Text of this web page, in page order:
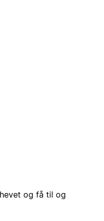
og få til og